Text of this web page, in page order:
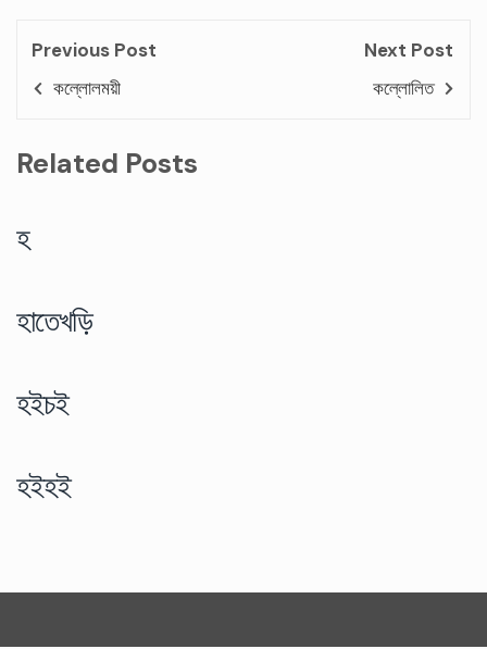
Previous Post
কল্লোলময়ী
Next Post
কল্লোলিত
Related Posts
হ
হাতেখড়ি
হইচই
হইহই